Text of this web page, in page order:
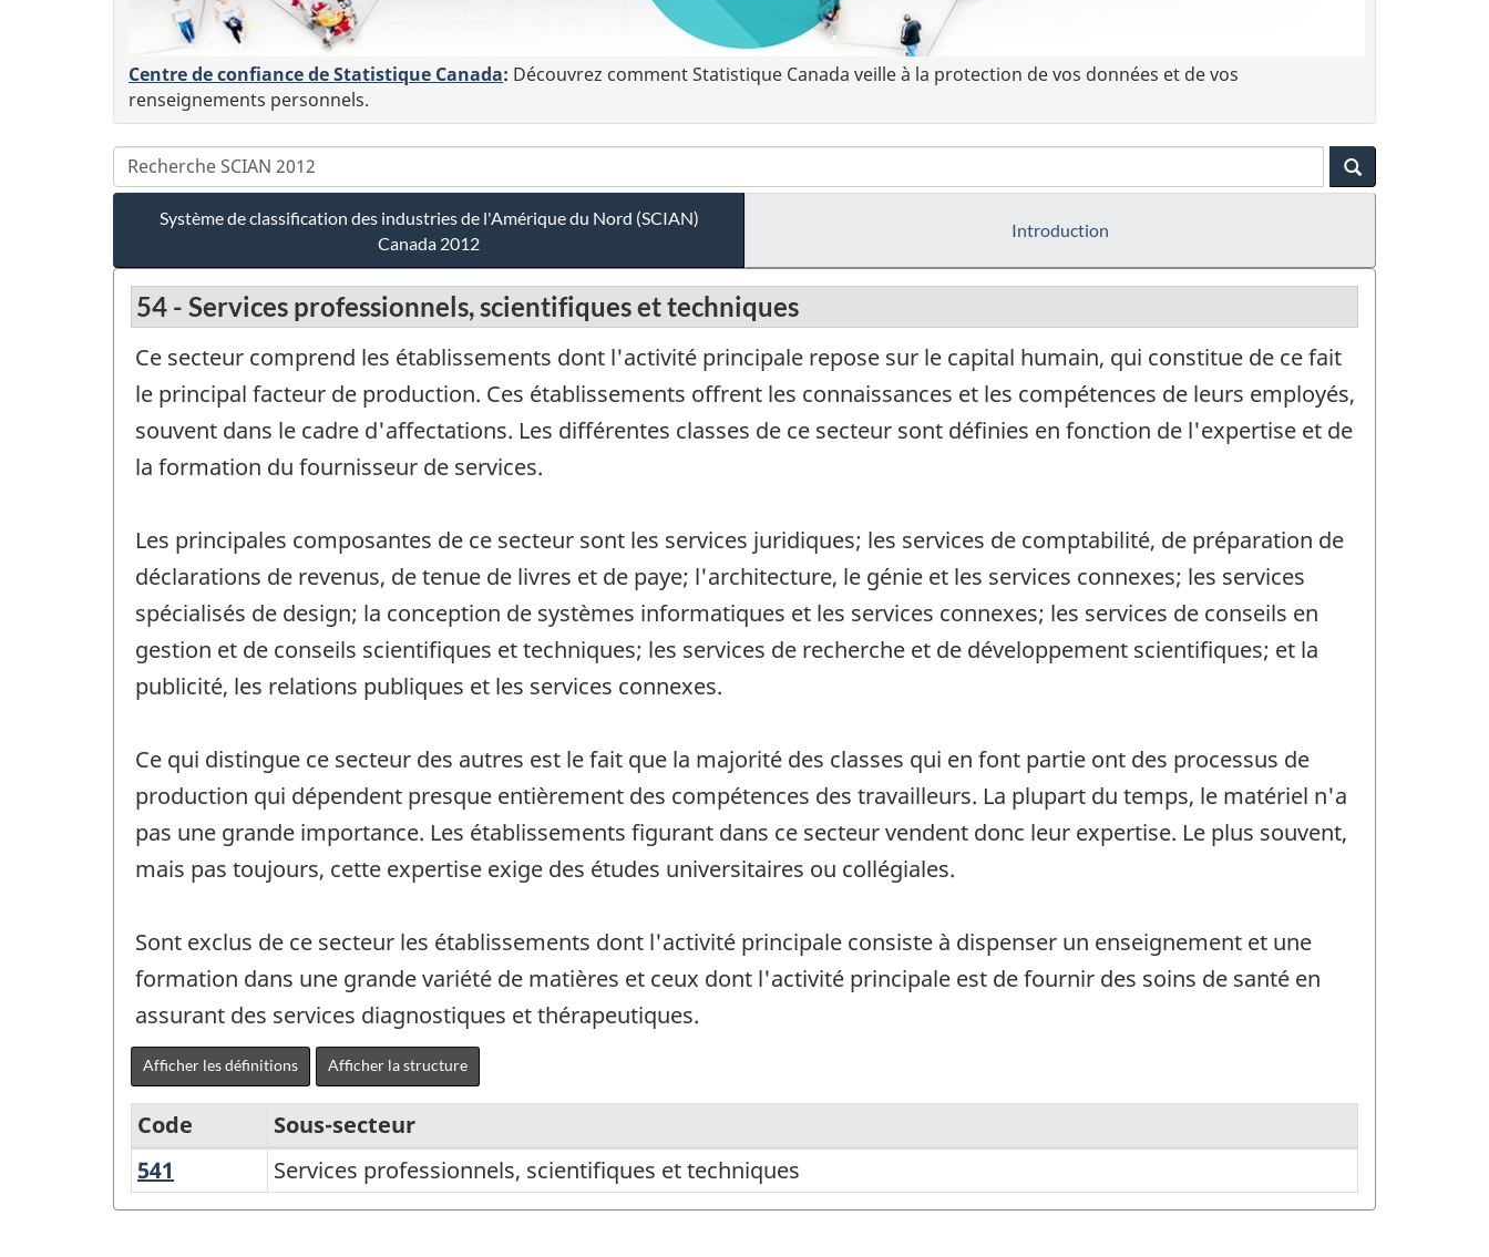
Centre de confiance de Statistique Canada: Découvrez comment Statistique Canada veille à la protection de vos données et de vos
renseignements personnels.
Système de classification des industries de l'Amérique du Nord (SCIAN)
Canada 2012
Introduction
54 - Services professionnels, scientifiques et techniques
Ce secteur comprend les établissements dont l'activité principale repose sur le capital humain, qui constitue de ce fait
le principal facteur de production. Ces établissements offrent les connaissances et les compétences de leurs employés,
souvent dans le cadre d'affectations. Les différentes classes de ce secteur sont définies en fonction de l'expertise et de
la formation du fournisseur de services.
Les principales composantes de ce secteur sont les services juridiques; les services de comptabilité, de préparation de
déclarations de revenus, de tenue de livres et de paye; l'architecture, le génie et les services connexes; les services
spécialisés de design; la conception de systèmes informatiques et les services connexes; les services de conseils en
gestion et de conseils scientifiques et techniques; les services de recherche et de développement scientifiques; et la
publicité, les relations publiques et les services connexes.
Ce qui distingue ce secteur des autres est le fait que la majorité des classes qui en font partie ont des processus de
production qui dépendent presque entièrement des compétences des travailleurs. La plupart du temps, le matériel n'a
pas une grande importance. Les établissements figurant dans ce secteur vendent donc leur expertise. Le plus souvent,
mais pas toujours, cette expertise exige des études universitaires ou collégiales.
Sont exclus de ce secteur les établissements dont l'activité principale consiste à dispenser un enseignement et une
formation dans une grande variété de matières et ceux dont l'activité principale est de fournir des soins de santé en
assurant des services diagnostiques et thérapeutiques.
Afficher les définitions Afficher la structure
Système
de
Code
Sous-secteur
541
professionnels,
Services professionnels, scientifiques et techniques